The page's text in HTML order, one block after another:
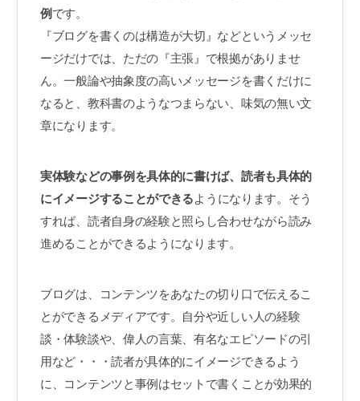
例 です。
『ブログを書くのは構造が大切』などというメッセ
ージだけでは、ただの『主張』で根拠がありませ
ん。一般論や抽象度の高いメッセージを書くだけに
なると、教科書のようなつまらない、味気の無い文
章になります。
実体験などの事例を具体的に書けば、読者も具体的
にイメージすることができるようになります。そう
すれば、読者自身の経験と照らし合わせながら読み
進めることができるようになります。
ブログは、コンテンツをあなたの切り口で伝えるこ
とができるメディアです。自分や近しい人の経験
談・体験談や、偉人の言葉、有名なエピソードの引
用など・・・読者が具体的にイメージできるよう
に、コンテンツと事例はセットで書くことが効果的